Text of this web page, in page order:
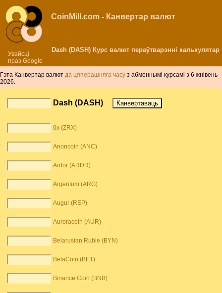
Увайсці
праз Google
CoinMill.com - Канвертар валют
Dash (DASH) Курс валют пераўтварэнні калькулятар
Гэта Канвертар валют да цяперашняга часу з абменнымі курсамі з 6 жнівень
2026.
Dash (DASH)
0x (ZRX)
Anoncoin (ANC)
Ardor (ARDR)
Argentum (ARG)
Augur (REP)
Auroracoin (AUR)
Belarusian Ruble (BYN)
BetaCoin (BET)
Binance Coin (BNB)